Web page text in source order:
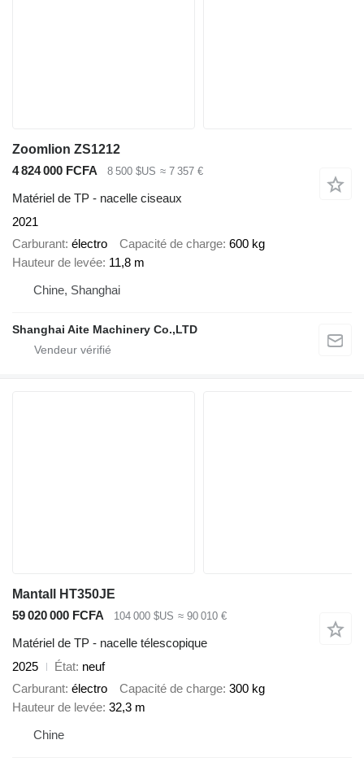
Zoomlion ZS1212
4 824 000 FCFA
8 500 $US ≈ 7 357 €
Matériel de TP - nacelle ciseaux
2021
Carburant électro Capacité de charge 600 kg
Hauteur de levée 11,8 m
Chine, Shanghai
Shanghai Aite Machinery Co.,LTD
Mantall HT350JE
59 020 000 FCFA
104 000 $US ≈ 90 010 €
Matériel de TP - nacelle télescopique
2025
État neuf
Carburant électro Capacité de charge 300 kg
Hauteur de levée 32,3 m
Chine